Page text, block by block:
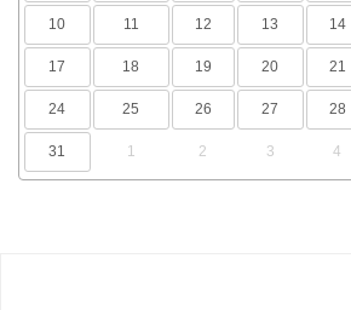
10 11 12 13 14
17 18 19 20 21
24 25 26 27 28
31 1 2 3 4